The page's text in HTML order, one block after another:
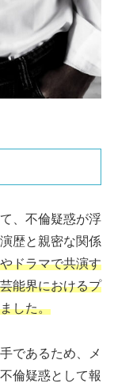
、不倫疑惑が浮
歴と親密な関係
ドラマで共演す
能界におけるプ
した。
であるため、メ
倫疑惑として報